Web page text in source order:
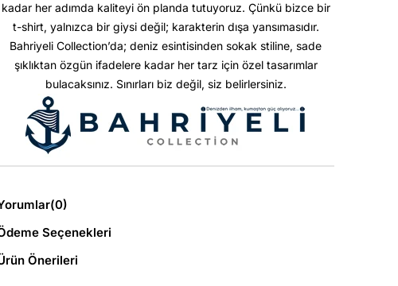
kadar her adımda kaliteyi ön planda tutuyoruz. Çünkü bizce bir
t-shirt, yalnızca bir giysi değil; karakterin dışa yansımasıdır.
Bahriyeli Collection’da; deniz esintisinden sokak stiline, sade
şıklıktan özgün ifadelere kadar her tarz için özel tasarımlar
bulacaksınız. Sınırları biz değil, siz belirlersiniz.
(0)
Seçenekleri
Önerileri